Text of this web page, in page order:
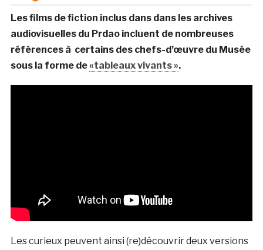
Les films de fiction inclus dans dans les archives
audiovisuelles du Prdao incluent de nombreuses
références à certains des chefs-d’œuvre du Musée
sous la forme de«tableaux vivants ».
Les curieux peuvent ainsi (re)découvrir deux versions